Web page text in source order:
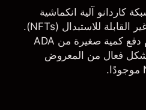
كاردانو آلية انكماشية
مرتبطة بعملية سك الرموز غير القابلة للاستبدال (NFTs).
فعند إنشاء NFT جديد، يلزم دفع كمية صغيرة من ADA
بشكل فعال من المعروض